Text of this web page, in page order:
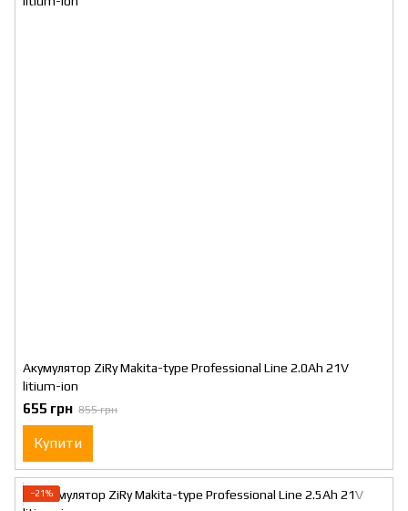
Акумулятор ZiRy Makita-type Professional Line 2.0Ah 21V
litium-ion
655 грн 855 грн
Купити
−21%